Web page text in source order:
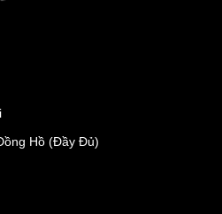
Hồ (Đầy Đủ)